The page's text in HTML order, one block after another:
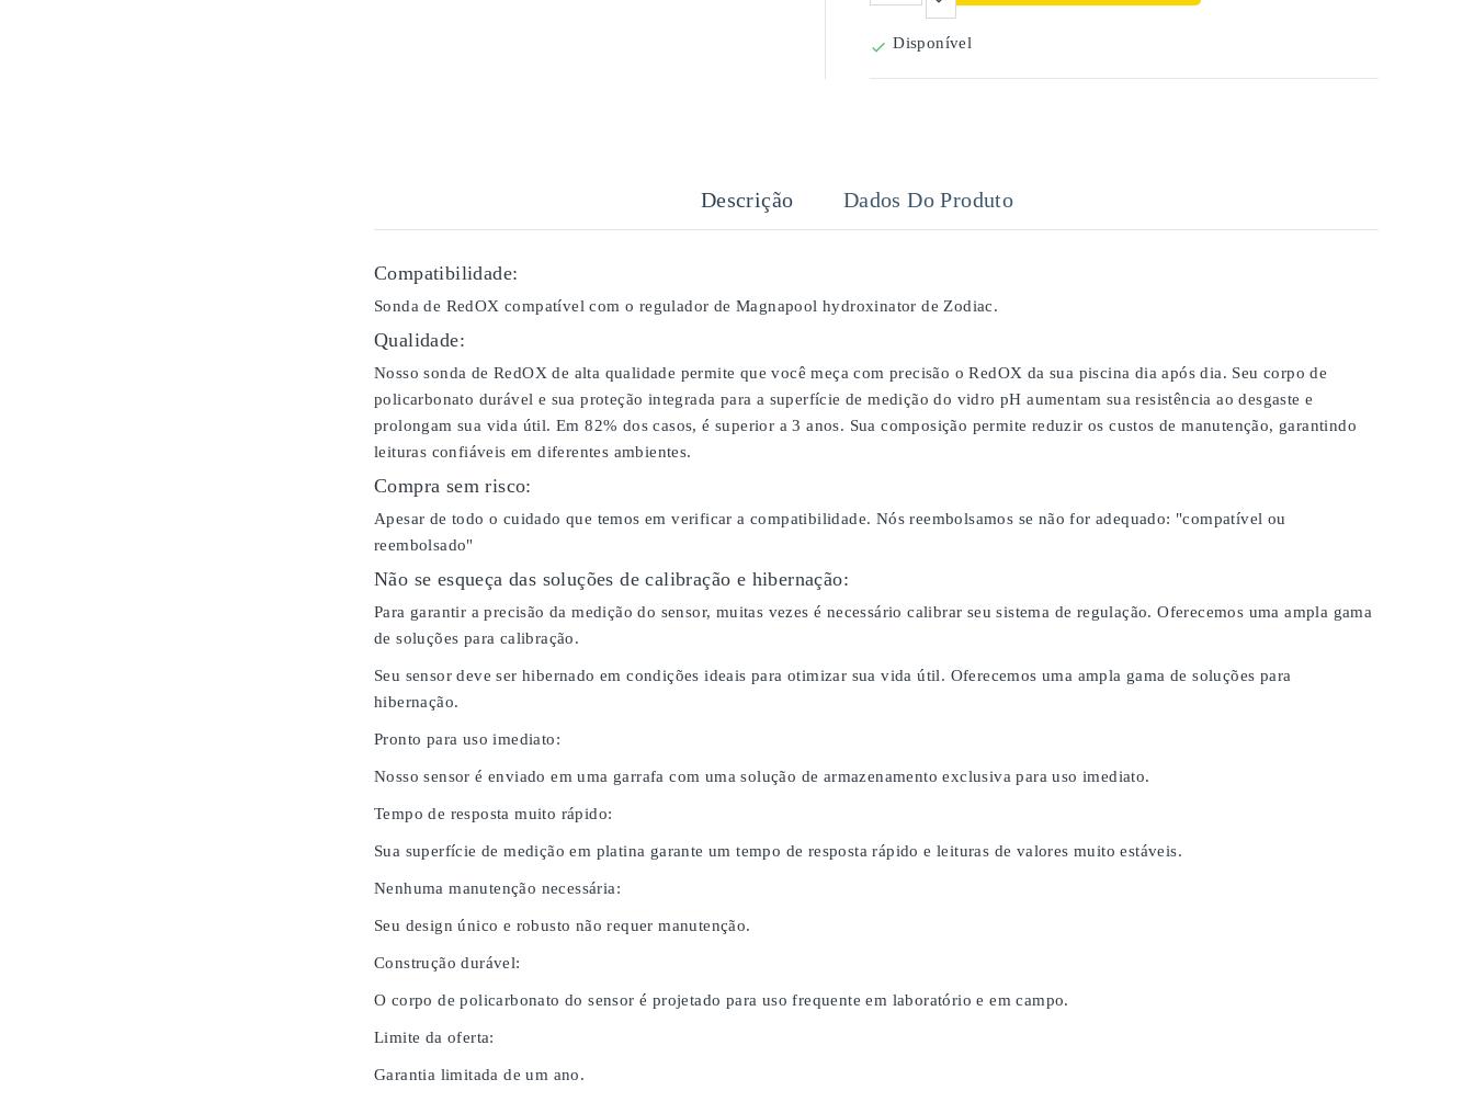
 Disponível
Descrição Dados Do Produto
Compatibilidade:
Sonda de RedOX compatível com o regulador de Magnapool hydroxinator de Zodiac.
Qualidade:
Nosso sonda de RedOX de alta qualidade permite que você meça com precisão o RedOX da sua piscina dia após dia. Seu corpo de
policarbonato durável e sua proteção integrada para a superfície de medição do vidro pH aumentam sua resistência ao desgaste e
prolongam sua vida útil. Em 82% dos casos, é superior a 3 anos. Sua composição permite reduzir os custos de manutenção, garantindo
leituras confiáveis em diferentes ambientes.
Compra sem risco:
Apesar de todo o cuidado que temos em verificar a compatibilidade. Nós reembolsamos se não for adequado: "compatível ou
reembolsado"
Não se esqueça das soluções de calibração e hibernação:
Para garantir a precisão da medição do sensor, muitas vezes é necessário calibrar seu sistema de regulação. Oferecemos uma ampla gama
de soluções para calibração.
Seu sensor deve ser hibernado em condições ideais para otimizar sua vida útil. Oferecemos uma ampla gama de soluções para
hibernação.
Pronto para uso imediato:
Nosso sensor é enviado em uma garrafa com uma solução de armazenamento exclusiva para uso imediato.
Tempo de resposta muito rápido:
Sua superfície de medição em platina garante um tempo de resposta rápido e leituras de valores muito estáveis.
Nenhuma manutenção necessária:
Seu design único e robusto não requer manutenção.
Construção durável:
O corpo de policarbonato do sensor é projetado para uso frequente em laboratório e em campo.
Limite da oferta:
Garantia limitada de um ano.